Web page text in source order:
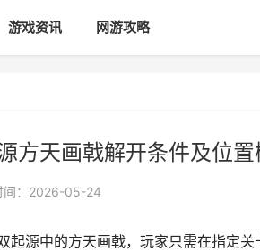
游戏资讯 网游攻略
方天画戟解开条件及位
间：2026-05-24
起源中的方天画戟，玩家只需在指定